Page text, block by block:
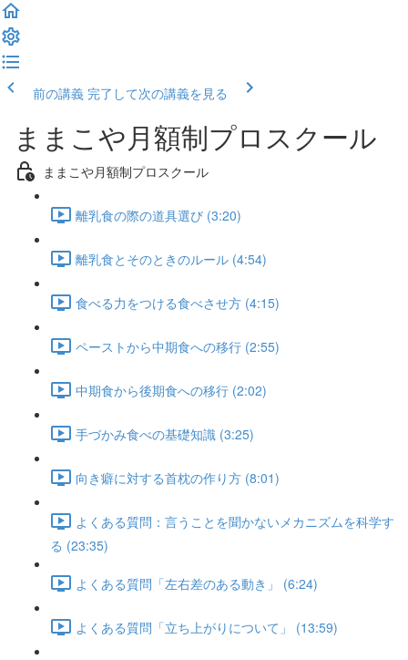
前の講義 完了して次の講義を見る
ままこや月額制プロスクール
ままこや月額制プロスクール
離乳食の際の道具選び (3:20)
離乳食とそのときのルール (4:54)
食べる力をつける食べさせ方 (4:15)
ペーストから中期食への移行 (2:55)
中期食から後期食への移行 (2:02)
手づかみ食べの基礎知識 (3:25)
向き癖に対する首枕の作り方 (8:01)
よくある質問：言うことを聞かないメカニズムを科学す
る (23:35)
よくある質問「左右差のある動き」 (6:24)
よくある質問「立ち上がりについて」 (13:59)